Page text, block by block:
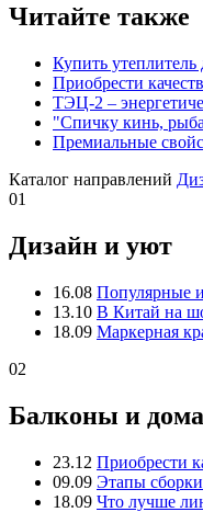
Читайте также
Купить утеплитель
Приобрести
ТЭЦ-2 –
"Спичку кинь, рыба
Премиальные
Каталог направлений
01
Дизайн и уют
16.08 Популярные
13.10 В Китай на
18.09 Маркерная
02
Балконы и дома
23.12 Приобрести
09.09 Этапы
18.09 Что лучше